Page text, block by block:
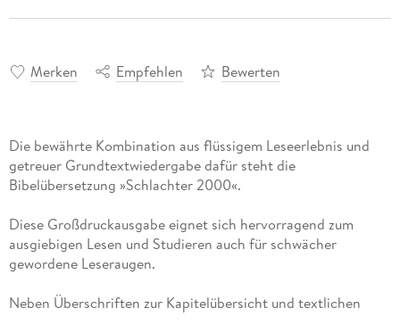
Merken Empfehlen Bewerten
Die bewährte Kombination aus flüssigem Leseerlebnis und
getreuer Grundtextwiedergabe dafür steht die
Bibelübersetzung »Schlachter 2000«.
Diese Großdruckausgabe eignet sich hervorragend zum
ausgiebigen Lesen und Studieren auch für schwächer
gewordene Leseraugen.
Neben Überschriften zur Kapitelübersicht und textlichen